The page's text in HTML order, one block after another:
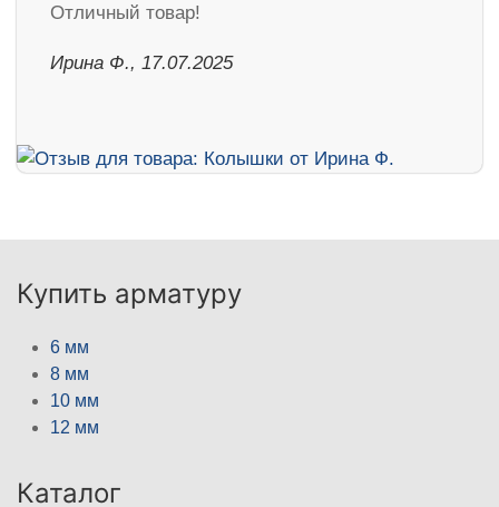
Отличный товар!
Ирина Ф., 17.07.2025
Купить арматуру
6 мм
8 мм
10 мм
12 мм
Каталог